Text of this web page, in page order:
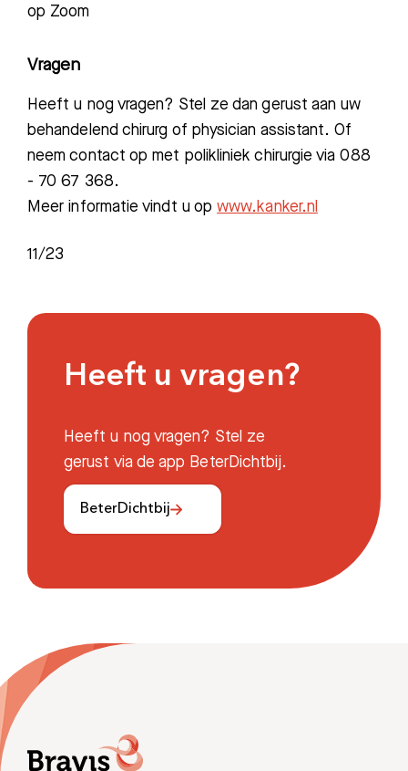
op Zoom
Vragen
Heeft u nog vragen? Stel ze dan gerust aan uw
behandelend chirurg of physician assistant. Of
neem contact op met polikliniek chirurgie via 088
- 70 67 368.
Meer informatie vindt u opwww.kanker.nl
11/23
Heeft u vragen?
Heeft u nog vragen? Stel ze
gerust via de app BeterDichtbij.
BeterDichtbij